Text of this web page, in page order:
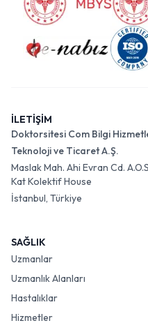
İLETİŞİM
Doktorsitesi Com Bilgi
Teknoloji ve Ticaret A.Ş.
Maslak Mah. Ahi Evran Cd.
Kat Kolektif House
İstanbul, Türkiye
SAĞLIK
Uzmanlar
Uzmanlık Alanları
Hastalıklar
Hizmetler